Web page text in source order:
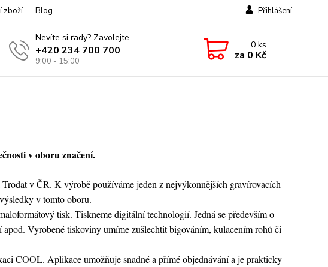
zboží Blog Přihlášení
Nevíte si rady? Zavolejte.
+420 234 700 700
9:00 - 15:00
0ks
za 0 Kč
v oboru značení.
v ČR. K výrobě používáme jeden z nejvýkonnějších gravírovacích
v tomto oboru.
tisk. Tiskneme digitální technologií. Jedná se především o
Vyrobené tiskoviny umíme zušlechtit bigováním, kulacením rohů či
COOL. Aplikace umožňuje snadné a přímé objednávání a je prakticky